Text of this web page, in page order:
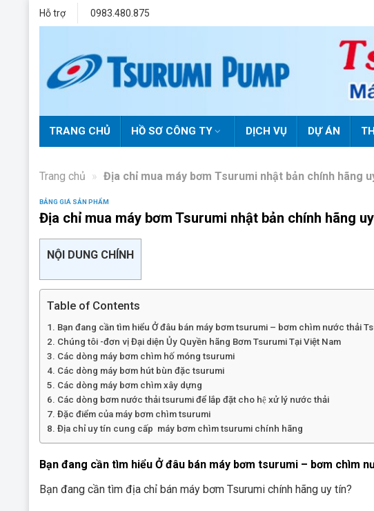
Hỗ trợ 0983.480.875
TRANG CHỦ HỒ SƠ CÔNG TY DỊCH VỤ DỰ ÁN
Trang chủ » Địa chỉ mua máy bơm Tsurumi nhật bản chính hãng
BẢNG GIÁ SẢN PHẨM
Địa chỉ mua máy bơm Tsurumi nhật bản chính hãng
NỘI DUNG CHÍNH
Table of Contents
Bạn đang cần tìm hiểu Ở đâu bán máy bơm tsurumi – bơm chìm nước thải
Chúng tôi -đơn vị Đại diện Ủy Quyền hãng Bơm Tsurumi Tại Việt Nam
Các dòng máy bơm chìm hố móng tsurumi
Các dòng máy bơm hút bùn đặc tsurumi
Các dòng máy bơm chìm xây dựng
Các dòng bơm nước thải tsurumi để lắp đặt cho hệ xử lý nước thải
Đặc điểm của máy bơm chìm tsurumi
Địa chỉ uy tín cung cấp máy bơm chìm tsurumi chính hãng
Bạn đang cần tìm hiểu Ở đâu bán máy bơm tsurumi – bơm chìm
Bạn đang cần tìm địa chỉ bán máy bơm Tsurumi chính hãng uy tín?